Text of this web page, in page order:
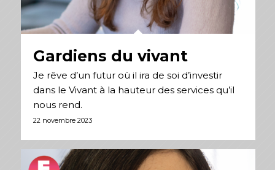
Gardiens du vivant
Je rêve d’un futur où il ira de soi d’investir
dans le Vivant à la hauteur des services qu’il
nous rend.
22 novembre 2023